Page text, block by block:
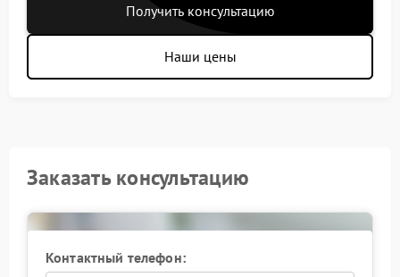
Получить консультацию
Наши цены
Заказать консультацию
Контактный телефон: